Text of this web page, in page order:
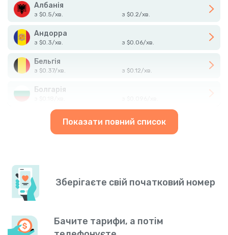
Албанія
з $0.5/хв. з $0.2/хв.
Андорра
з $0.3/хв. з $0.06/хв.
Бельгія
з $0.37/хв. з $0.12/хв.
Болгарія
Показати повний список
Зберігаєте свій початковий номер
Бачите тарифи, а потім